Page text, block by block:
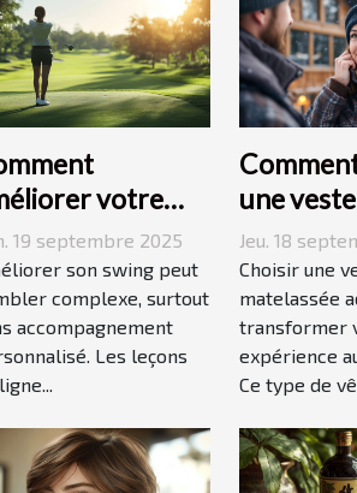
votre
avec des
en ligne
19 septembre 2025
son swing peut
complexe, surtout
accompagnement
Les leçons
une veste
adaptée
style de
Jeu. 18
Choisir une
matelassée
transformer
expérience
Ce type de